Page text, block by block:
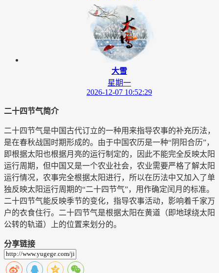
大雪
星期一
2026-12-07 10:52:29
二十四节气简介
二十四节气是中国古代订立的一种用来指导农事的补充历法，
是在春秋战国时期形成的。由于中国农历是一种“阴阳合历”，
即根据太阳也根据月亮的运行制定的，因此不能完全反映太阳
运行周期，但中国又是一个农业社会，农业需要严格了解太阳
运行情况，农事完全根据太阳进行，所以在历法中又加入了单
独反映太阳运行周期的“二十四节气”，用作确定闰月的标准。
二十四节气能反映季节的变化，指导农事活动，影响着千家万
户的衣食住行。二十四节气是根据太阳在黄道（即地球绕太阳
公转的轨道）上的位置来划分的。
分享链接